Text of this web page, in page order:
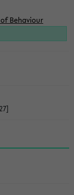
Behaviour